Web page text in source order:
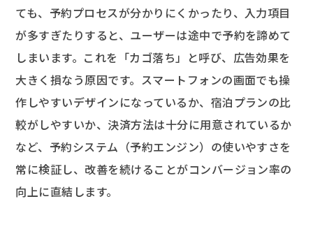
ても、予約プロセスが分かりにくかったり、入力項目
が多すぎたりすると、ユーザーは途中で予約を諦めて
しまいます。これを「カゴ落ち」と呼び、広告効果を
大きく損なう原因です。スマートフォンの画面でも操
作しやすいデザインになっているか、宿泊プランの比
較がしやすいか、決済方法は十分に用意されているか
など、予約システム（予約エンジン）の使いやすさを
常に検証し、改善を続けることがコンバージョン率の
向上に直結します。